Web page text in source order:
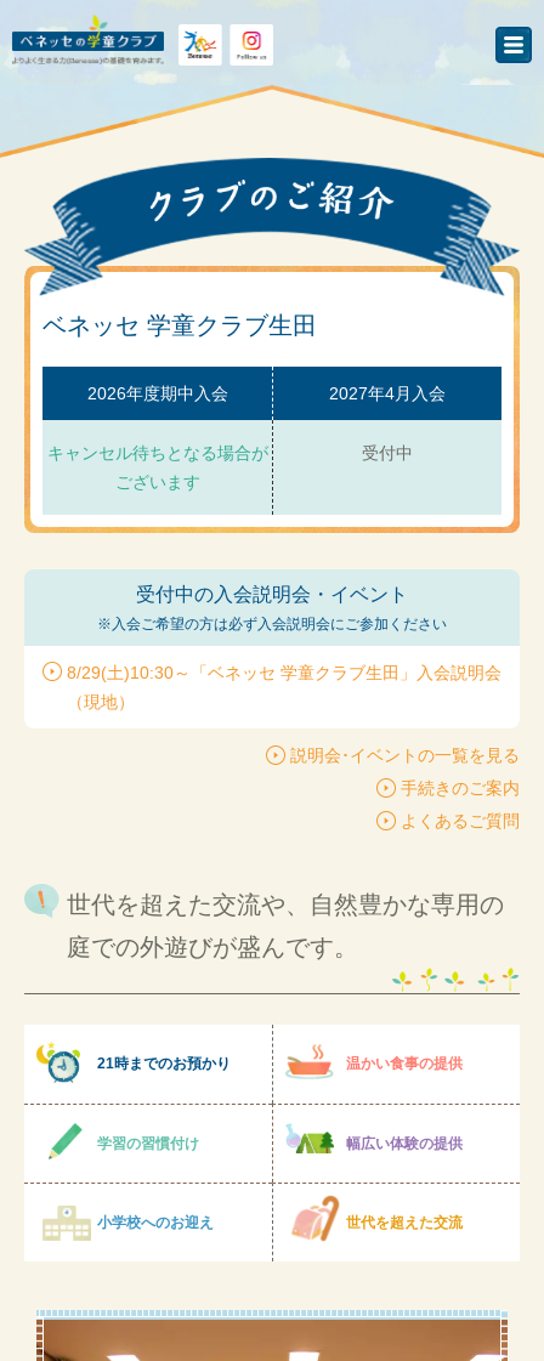
ベネッセ 学童クラブ生田
2026年度期中入会
キャンセル待ちとなる場合が
ございます
2027年4月入会
受付中
受付中の入会説明会・イベント
※入会ご希望の方は必ず入会説明会にご参加ください
8/29(土)10:30～「ベネッセ 学童クラブ生田」入会説明会
（現地）
説明会･イベントの一覧を見る
手続きのご案内
よくあるご質問
世代を超えた交流や、自然豊かな専用の
庭での外遊びが盛んです。
21時までのお預かり 温かい食事の提供
学習の習慣付け 幅広い体験の提供
小学校へのお迎え 世代を超えた交流